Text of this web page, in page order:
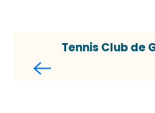
Tennis Club de